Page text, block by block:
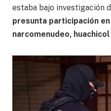
estaba bajo investigación
presunta participación
narcomenudeo,